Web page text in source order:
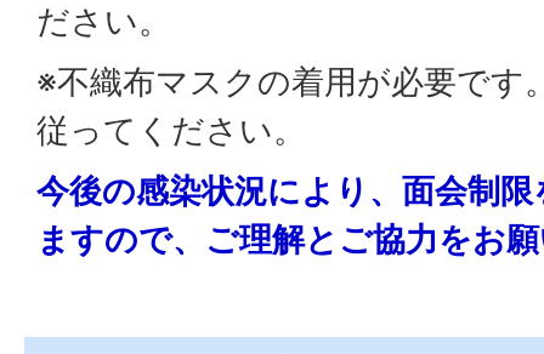
ださい。
※不織布マスクの着用が必要です
従ってください。
今後の感染状況により、面会制
ますので、ご理解とご協力をお